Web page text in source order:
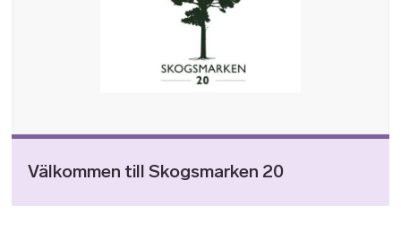
Välkommen till Skogsmarken 20